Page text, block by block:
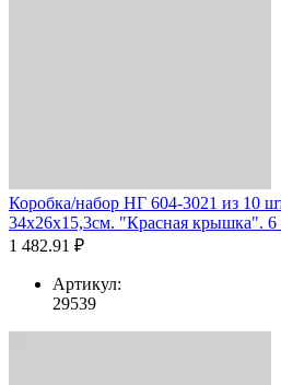
Коробка/набор НГ 604-3021 из 10
34х26х15,3см. "Красная крышка". 6
1 482.91 ₽
Артикул:
29539